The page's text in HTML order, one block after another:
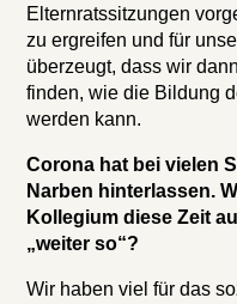
Elternratssitzungen
zu ergreifen und für
überzeugt, dass wir
finden, wie die Bildung
werden kann.
Corona hat bei vielen
Narben hinterlassen.
Kollegium diese Zeit
„weiter so“?
Wir haben viel für das